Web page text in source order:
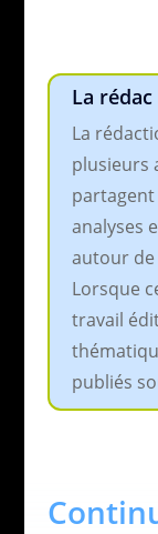
La rédac
La
plusieurs
partagent
analyses
autour
Lorsque
travail
publiés